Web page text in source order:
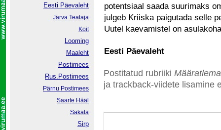
potentsiaal saada suurimaks
julgeb Kriiska paigutada selle
Uutel kaevamistel on
Eesti Päevaleht
Postitatud rubriiki
ja trackback-viidete lisamine
Eesti Päevaleht
Järva Teataja
Koit
Looming
Maaleht
Postimees
Rus.Postimees
Pärnu Postimees
Saarte Hääl
Sakala
Sirp